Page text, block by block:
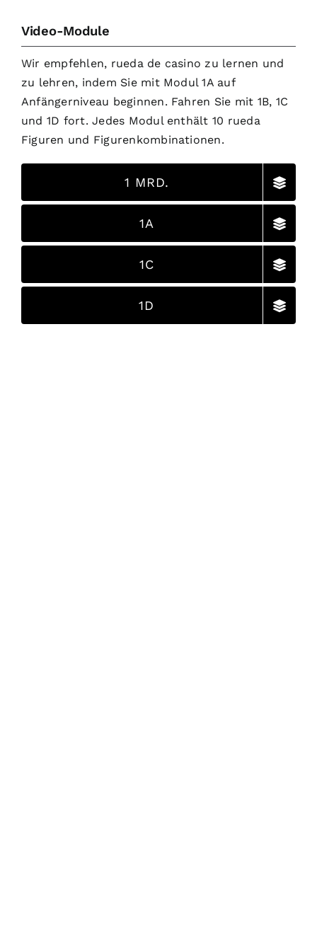
Video-Module
Wir empfehlen, rueda de casino zu lernen und
zu lehren, indem Sie mit Modul 1A auf
Anfängerniveau beginnen. Fahren Sie mit 1B, 1C
und 1D fort. Jedes Modul enthält 10 rueda
Figuren und Figurenkombinationen.
1 MRD.
1A
1C
1D